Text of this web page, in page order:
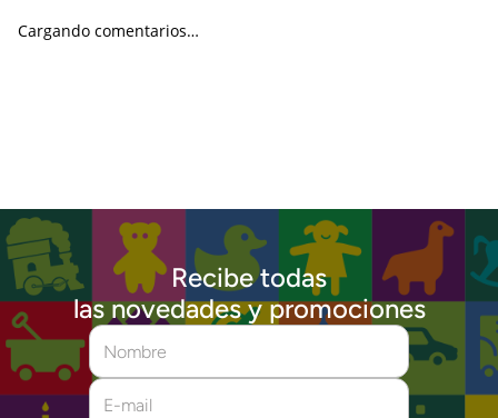
Cargando comentarios…
Recibe todas
las novedades y promociones